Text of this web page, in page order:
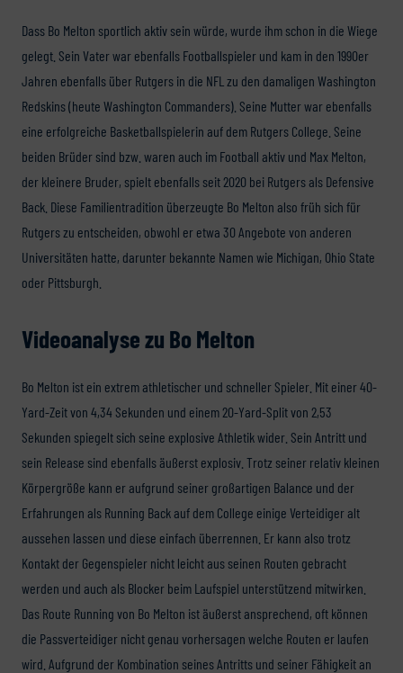
Dass Bo Melton sportlich aktiv sein würde, wurde ihm schon in die Wiege
gelegt. Sein Vater war ebenfalls Footballspieler und kam in den 1990er
Jahren ebenfalls über Rutgers in die NFL zu den damaligen Washington
Redskins (heute Washington Commanders). Seine Mutter war ebenfalls
eine erfolgreiche Basketballspielerin auf dem Rutgers College. Seine
beiden Brüder sind bzw. waren auch im Football aktiv und Max Melton,
der kleinere Bruder, spielt ebenfalls seit 2020 bei Rutgers als Defensive
Back. Diese Familientradition überzeugte Bo Melton also früh sich für
Rutgers zu entscheiden, obwohl er etwa 30 Angebote von anderen
Universitäten hatte, darunter bekannte Namen wie Michigan, Ohio State
oder Pittsburgh.
Videoanalyse zu Bo Melton
Bo Melton ist ein extrem athletischer und schneller Spieler. Mit einer 40-
Yard-Zeit von 4,34 Sekunden und einem 20-Yard-Split von 2,53
Sekunden spiegelt sich seine explosive Athletik wider. Sein Antritt und
sein Release sind ebenfalls äußerst explosiv. Trotz seiner relativ kleinen
Körpergröße kann er aufgrund seiner großartigen Balance und der
Erfahrungen als Running Back auf dem College einige Verteidiger alt
aussehen lassen und diese einfach überrennen. Er kann also trotz
Kontakt der Gegenspieler nicht leicht aus seinen Routen gebracht
werden und auch als Blocker beim Laufspiel unterstützend mitwirken.
Das Route Running von Bo Melton ist äußerst ansprechend, oft können
die Passverteidiger nicht genau vorhersagen welche Routen er laufen
wird. Aufgrund der Kombination seines Antritts und seiner Fähigkeit an